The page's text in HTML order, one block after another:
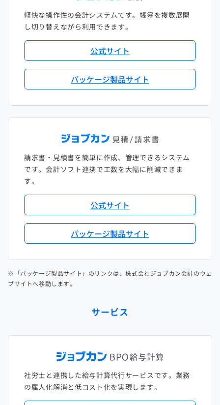
軽快な操作性の会計システムです。帳簿を複数展開
し切り替えながら利用できます。
公式サイト
パッケージ製品サイト
請求書・見積書を簡単に作成、管理できるシステム
です。会計ソフト連携で工数を大幅に削減できま
す。
公式サイト
パッケージ製品サイト
※「パッケージ製品サイト」のリンクは、株式会社ジョブカン会計のウェ
ブサイトへ移動します。
サービス
社労士と連携した給与計算代行サービスです。業務
の属人化解消と低コスト化を実現します。